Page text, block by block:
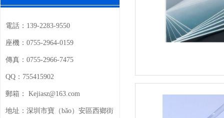
（men）
電話： 139-2283-9550
座機： 0755-2964-0159
傳真： 0755-2966-7475
QQ： 755415902
郵箱： Kejiasz@163.com
地址： 深圳市寶（bǎo）安區西鄉街